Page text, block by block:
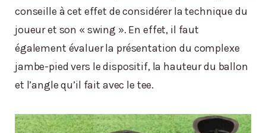
conseille à cet effet de considérer la technique du
joueur et son « swing ». En effet, il faut
également évaluer la présentation du complexe
jambe-pied vers le dispositif, la hauteur du ballon
et l’angle qu’il fait avec le tee.